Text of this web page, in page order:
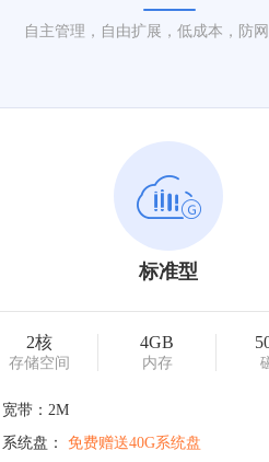
自主管理，自由扩展，低成本，防
标准型
2核
存储空间
4GB
内存
宽带：2M
系统盘： 免费赠送40G系统盘